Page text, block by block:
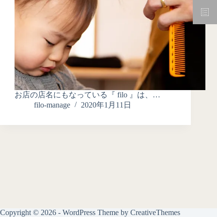
お店の店名にもなっている『 filo 』は、…
filo-manage
2020年1月11日
Copyright © 2026 - WordPress Theme by CreativeThemes